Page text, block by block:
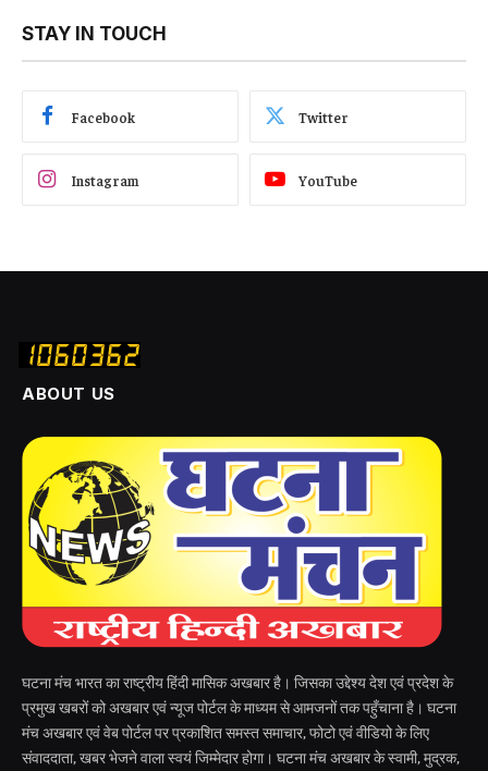
STAY IN TOUCH
Facebook Twitter
Instagram YouTube
ABOUT US
घटना मंच भारत का राष्ट्रीय हिंदी मासिक अखबार है। जिसका उद्देश्य देश एवं प्रदेश के
प्रमुख खबरों को अखबार एवं न्यूज पोर्टल के माध्यम से आमजनों तक पहुँचाना है। घटना
मंच अखबार एवं वेब पोर्टल पर प्रकाशित समस्त समाचार, फोटो एवं वीडियो के लिए
संवाददाता, खबर भेजने वाला स्वयं जिम्मेदार होगा। घटना मंच अखबार के स्वामी, मुद्रक,